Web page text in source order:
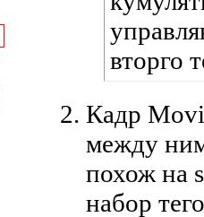
вторго
Кадр
между
похож на
набор